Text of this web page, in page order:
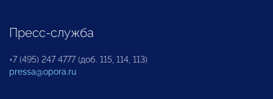
Пресс-служба
+7 (495) 247 4777 (доб. 115, 114, 113)
pressa@opora.ru